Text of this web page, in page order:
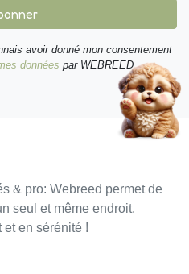
avoir donné mon consentement
données par WEBREED.
& pro: Webreed permet de
seul et même endroit.
et en sérénité !